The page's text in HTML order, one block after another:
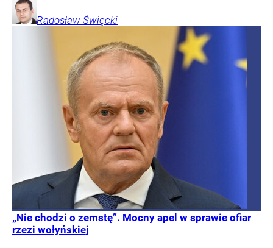
Radosław Święcki
„Nie chodzi o zemstę”. Mocny apel w sprawie ofiar
rzezi wołyńskiej